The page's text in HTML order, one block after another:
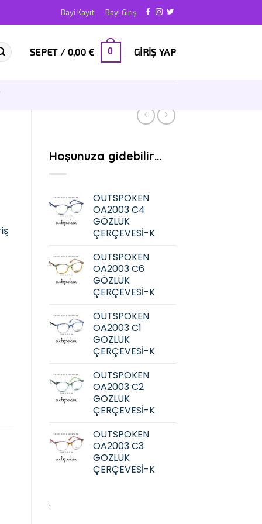
Bayi Kayıt Bayi Giriş
SEPET / 0,00€ 0 GIRIŞ YAP
Hoşunuza gidebilir…
OUTSPOKEN
OA2003 C4
GÖZLÜK
ÇERÇEVESİ-K
OUTSPOKEN
OA2003 C6
GÖZLÜK
ÇERÇEVESİ-K
OUTSPOKEN
OA2003 C1
GÖZLÜK
ÇERÇEVESİ-K
OUTSPOKEN
OA2003 C2
GÖZLÜK
ÇERÇEVESİ-K
OUTSPOKEN
OA2003 C3
GÖZLÜK
ÇERÇEVESİ-K
.